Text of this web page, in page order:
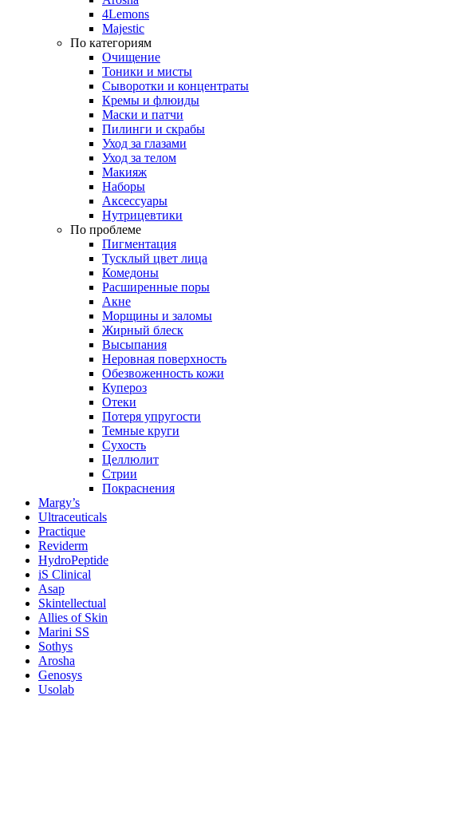
4Lemons
Majestic
По категориям
Очищение
Тоники и мисты
Сыворотки и концентраты
Кремы и флюиды
Маски и патчи
Пилинги и скрабы
Уход за глазами
Уход за телом
Макияж
Наборы
Аксессуары
Нутрицевтики
По проблеме
Пигментация
Тусклый цвет лица
Комедоны
Расширенные поры
Акне
Морщины и заломы
Жирный блеск
Высыпания
Неровная поверхность
Обезвоженность кожи
Купероз
Отеки
Потеря упругости
Темные круги
Сухость
Целлюлит
Стрии
Покраснения
Margy’s
Ultraceuticals
Practique
Reviderm
HydroPeptide
iS Clinical
Asap
Skintellectual
Allies of Skin
Marini SS
Sothys
Arosha
Genosys
Usolab